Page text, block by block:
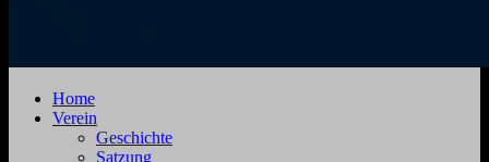
Zehdenick
Jahnstraße
Zehdenick
Home
Verein
Geschichte
Satzung